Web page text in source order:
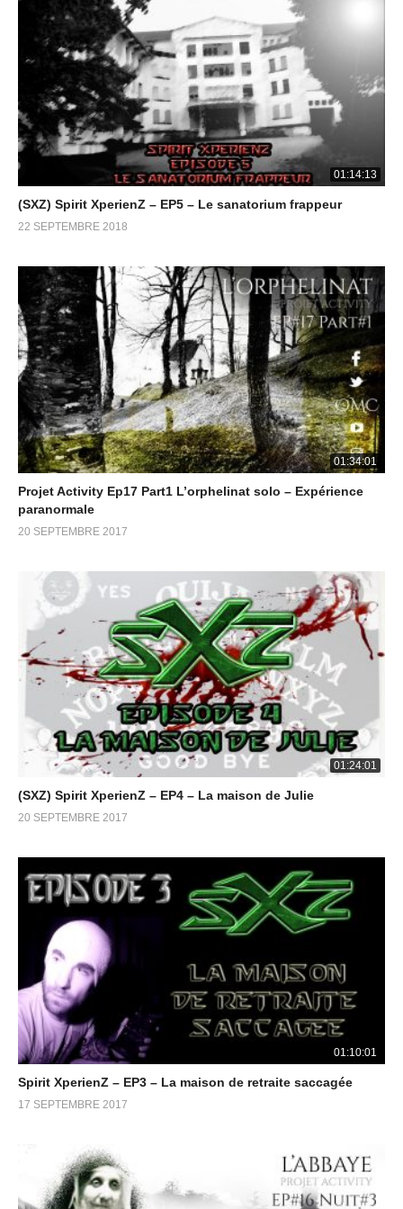
01:14:13
(SXZ) Spirit XperienZ – EP5 – Le sanatorium frappeur
22 SEPTEMBRE 2018
01:34:01
Projet Activity Ep17 Part1 L’orphelinat solo – Expérience
paranormale
20 SEPTEMBRE 2017
01:24:01
(SXZ) Spirit XperienZ – EP4 – La maison de Julie
20 SEPTEMBRE 2017
01:10:01
Spirit XperienZ – EP3 – La maison de retraite saccagée
17 SEPTEMBRE 2017